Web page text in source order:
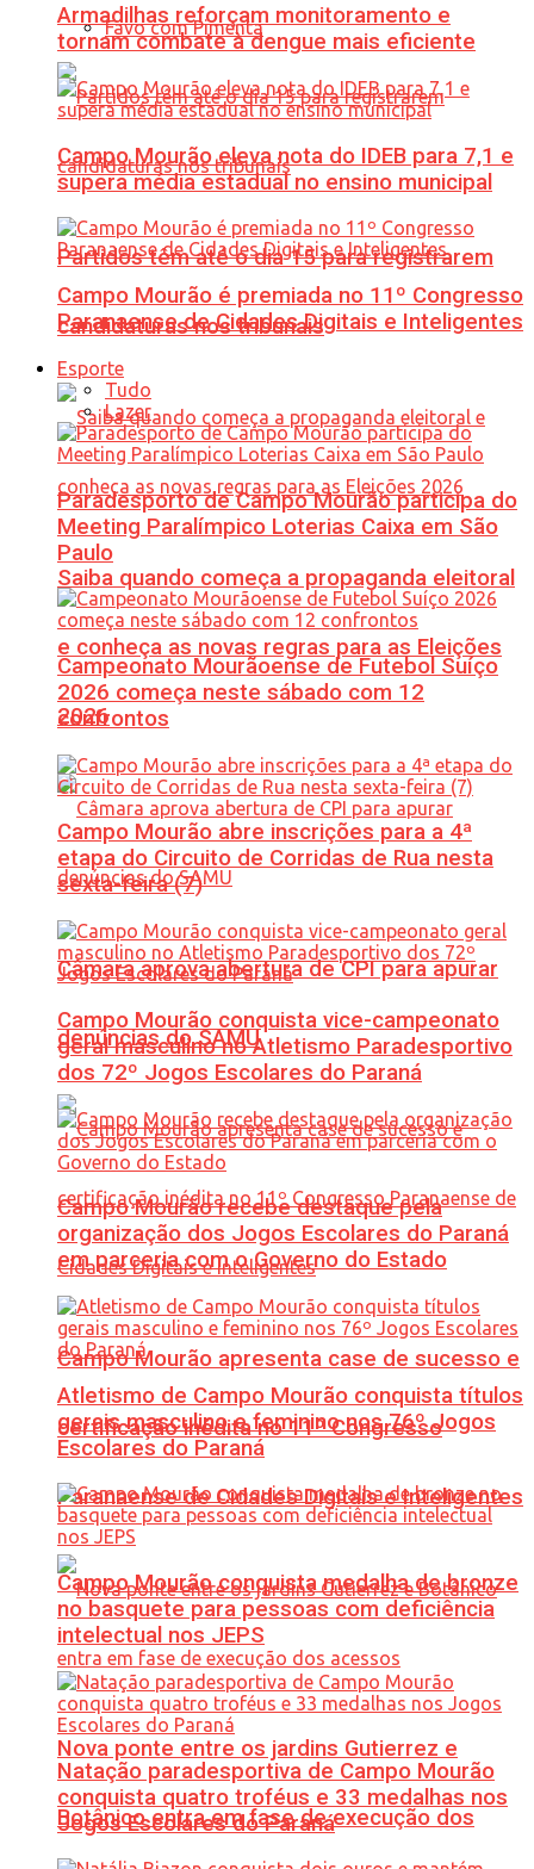
Favo com Pimenta
Partidos têm até o dia 15 para registrarem
candidaturas nos tribunais
Saiba quando começa a propaganda eleitoral
e conheça as novas regras para as Eleições
2026
Câmara aprova abertura de CPI para apurar
denúncias do SAMU
Campo Mourão apresenta case de sucesso e
certificação inédita no 11º Congresso
Paranaense de Cidades Digitais e Inteligentes
Nova ponte entre os jardins Gutierrez e
Botânico entra em fase de execução dos
Armadilhas reforçam monitoramento e
tornam combate à dengue mais eficiente
Campo Mourão eleva nota do IDEB para 7,1 e
supera média estadual no ensino municipal
Campo Mourão é premiada no 11º Congresso
Paranaense de Cidades Digitais e Inteligentes
Esporte
Tudo
Lazer
Paradesporto de Campo Mourão participa do
Meeting Paralímpico Loterias Caixa em São
Paulo
Campeonato Mourãoense de Futebol Suíço
2026 começa neste sábado com 12
confrontos
Campo Mourão abre inscrições para a 4ª
etapa do Circuito de Corridas de Rua nesta
sexta-feira (7)
Campo Mourão conquista vice-campeonato
geral masculino no Atletismo Paradesportivo
dos 72º Jogos Escolares do Paraná
Campo Mourão recebe destaque pela
organização dos Jogos Escolares do Paraná
em parceria com o Governo do Estado
Atletismo de Campo Mourão conquista títulos
gerais masculino e feminino nos 76º Jogos
Escolares do Paraná
Campo Mourão conquista medalha de bronze
no basquete para pessoas com deficiência
intelectual nos JEPS
Natação paradesportiva de Campo Mourão
conquista quatro troféus e 33 medalhas nos
Jogos Escolares do Paraná